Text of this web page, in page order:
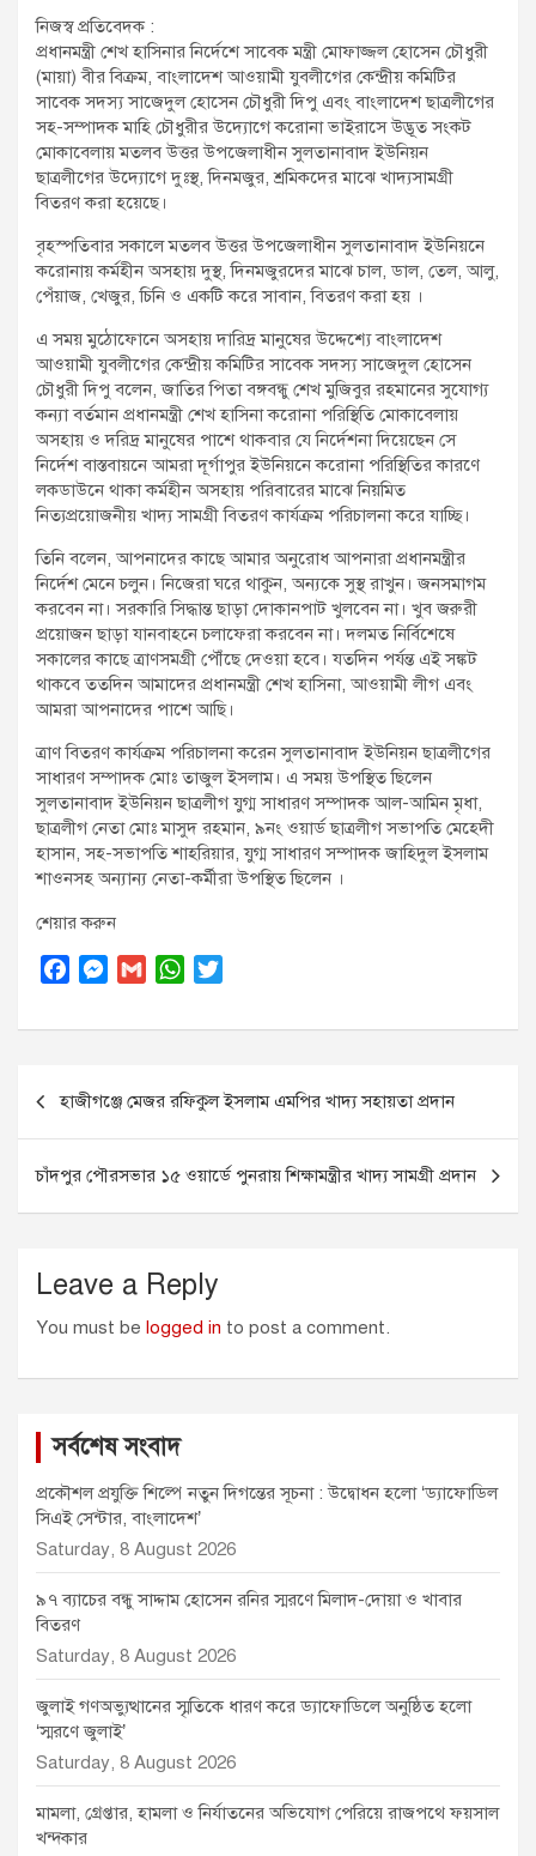
t
:
নিজস্ব প্রতিবেদক :
প্রধানমন্ত্রী শেখ হাসিনার নির্দেশে সাবেক মন্ত্রী মোফাজ্জল হোসেন চৌধুরী
(মায়া) বীর বিক্রম, বাংলাদেশ আওয়ামী যুবলীগের কেন্দ্রীয় কমিটির
সাবেক সদস্য সাজেদুল হোসেন চৌধুরী দিপু এবং বাংলাদেশ ছাত্রলীগের
সহ-সম্পাদক মাহি চৌধুরীর উদ্যোগে করোনা ভাইরাসে উদ্ভূত সংকট
মোকাবেলায় মতলব উত্তর উপজেলাধীন সুলতানাবাদ ইউনিয়ন
ছাত্রলীগের উদ্যোগে দুঃস্থ, দিনমজুর, শ্রমিকদের মাঝে খাদ্যসামগ্রী
বিতরণ করা হয়েছে।
বৃহস্পতিবার সকালে মতলব উত্তর উপজেলাধীন সুলতানাবাদ ইউনিয়নে
করোনায় কর্মহীন অসহায় দুস্থ, দিনমজুরদের মাঝে চাল, ডাল, তেল, আলু,
পেঁয়াজ, খেজুর, চিনি ও একটি করে সাবান, বিতরণ করা হয় ।
এ সময় মুঠোফোনে অসহায় দারিদ্র মানুষের উদ্দেশ্যে বাংলাদেশ
আওয়ামী যুবলীগের কেন্দ্রীয় কমিটির সাবেক সদস্য সাজেদুল হোসেন
চৌধুরী দিপু বলেন, জাতির পিতা বঙ্গবন্ধু শেখ মুজিবুর রহমানের সুযোগ্য
কন্যা বর্তমান প্রধানমন্ত্রী শেখ হাসিনা করোনা পরিস্থিতি মোকাবেলায়
অসহায় ও দরিদ্র মানুষের পাশে থাকবার যে নির্দেশনা দিয়েছেন সে
নির্দেশ বাস্তবায়নে আমরা দূর্গাপুর ইউনিয়নে করোনা পরিস্থিতির কারণে
লকডাউনে থাকা কর্মহীন অসহায় পরিবারের মাঝে নিয়মিত
নিত্যপ্রয়োজনীয় খাদ্য সামগ্রী বিতরণ কার্যক্রম পরিচালনা করে যাচ্ছি।
তিনি বলেন, আপনাদের কাছে আমার অনুরোধ আপনারা প্রধানমন্ত্রীর
নির্দেশ মেনে চলুন। নিজেরা ঘরে থাকুন, অন্যকে সুস্থ রাখুন। জনসমাগম
করবেন না। সরকারি সিদ্ধান্ত ছাড়া দোকানপাট খুলবেন না। খুব জরুরী
প্রয়োজন ছাড়া যানবাহনে চলাফেরা করবেন না। দলমত নির্বিশেষে
সকালের কাছে ত্রাণসমগ্রী পৌঁছে দেওয়া হবে। যতদিন পর্যন্ত এই সঙ্কট
থাকবে ততদিন আমাদের প্রধানমন্ত্রী শেখ হাসিনা, আওয়ামী লীগ এবং
আমরা আপনাদের পাশে আছি।
ত্রাণ বিতরণ কার্যক্রম পরিচালনা করেন সুলতানাবাদ ইউনিয়ন ছাত্রলীগের
সাধারণ সম্পাদক মোঃ তাজুল ইসলাম। এ সময় উপস্থিত ছিলেন
সুলতানাবাদ ইউনিয়ন ছাত্রলীগ যুগ্ম সাধারণ সম্পাদক আল-আমিন মৃধা,
ছাত্রলীগ নেতা মোঃ মাসুদ রহমান, ৯নং ওয়ার্ড ছাত্রলীগ সভাপতি মেহেদী
হাসান, সহ-সভাপতি শাহরিয়ার, যুগ্ম সাধারণ সম্পাদক জাহিদুল ইসলাম
শাওনসহ অন্যান্য নেতা-কর্মীরা উপস্থিত ছিলেন ।
শেয়ার করুন
c
o
o
k
M
s
n
g
e
G
a
W
a
A
p
p
i
e
r
navigation
হাজীগঞ্জে মেজর রফিকুল ইসলাম এমপির খাদ্য সহায়তা প্রদান
চাঁদপুর পৌরসভার ১৫ ওয়ার্ডে পুনরায় শিক্ষামন্ত্রীর খাদ্য সামগ্রী প্রদান
Leave a Reply
You must be logged in to post a comment.
সর্বশেষ সংবাদ
প্রকৌশল প্রযুক্তি শিল্পে নতুন দিগন্তের সূচনা : উদ্বোধন হলো ‘ড্যাফোডিল
সিএই সেন্টার, বাংলাদেশ’
Saturday, 8 August 2026
৯৭ ব্যাচের বন্ধু সাদ্দাম হোসেন রনির স্মরণে মিলাদ-দোয়া ও খাবার
বিতরণ
Saturday, 8 August 2026
জুলাই গণঅভ্যুত্থানের স্মৃতিকে ধারণ করে ড্যাফোডিলে অনুষ্ঠিত হলো
‘স্মরণে জুলাই’
Saturday, 8 August 2026
মামলা, গ্রেপ্তার, হামলা ও নির্যাতনের অভিযোগ পেরিয়ে রাজপথে ফয়সাল
খন্দকার